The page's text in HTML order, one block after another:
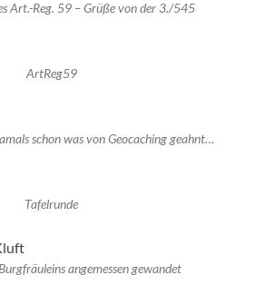
Art.-Reg. 59 – Grüße von der 3./545
ArtReg59
schon was von Geocaching geahnt…
Tafelrunde
angemessen gewandet